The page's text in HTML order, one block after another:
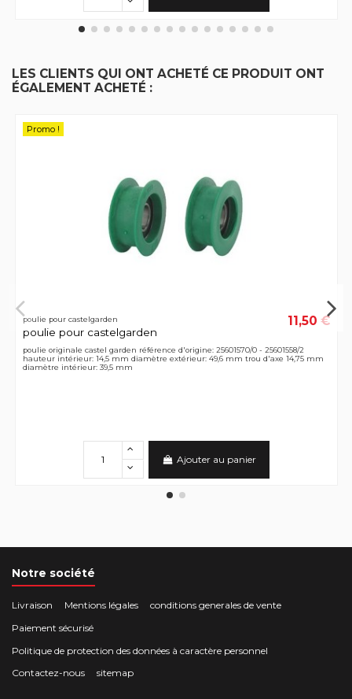
LES CLIENTS QUI ONT ACHETÉ CE PRODUIT ONT
ÉGALEMENT ACHETÉ :
Promo !
poulie pour castelgarden
poulie pour castelgarden
11,50 €
poulie originale castel garden référence d'origine: 25601570/0 - 25601558/2
hauteur intérieur: 14,5 mm diamètre extérieur: 49,6 mm trou d'axe 14,75 mm
diamètre intérieur: 39,5 mm
Ajouter au panier
Notre société
Livraison Mentions légales
conditions generales de vente
Paiement sécurisé
Politique de protection des données à caractère personnel
Contactez-nous
sitemap